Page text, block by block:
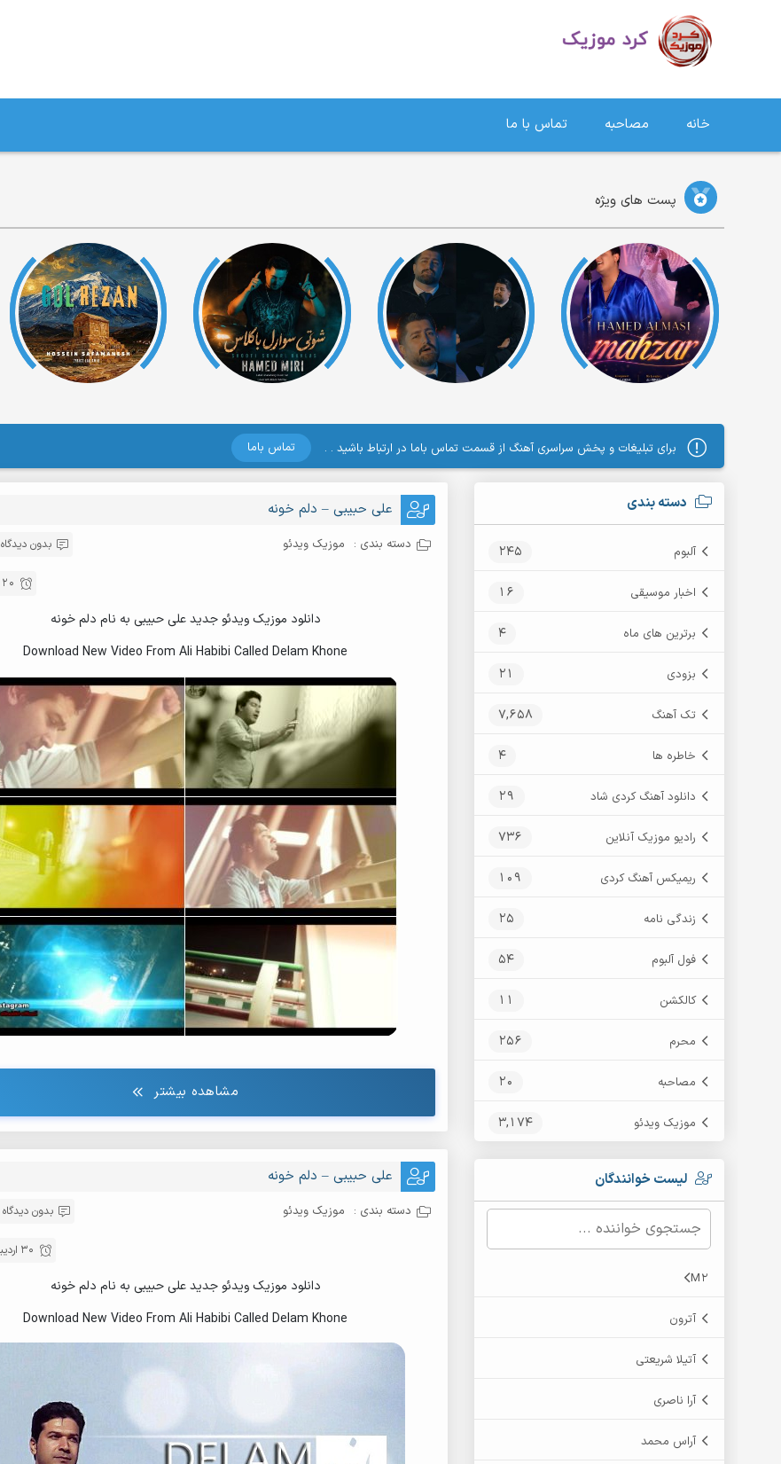
خانه مصاحبه تماس با ما
پست های ویژه
برای تبلیغات و پخش سراسری آهنگ از قسمت تماس باما در ارتباط باشید . . تماس باما
دسته بندی
آلبوم 245
اخبار موسیقی 16
برترین های ماه 4
بزودی 21
تک آهنگ 7,658
خاطره ها 4
دانلود آهنگ کردی شاد 29
رادیو موزیک آنلاین 736
ریمیکس آهنگ کردی 109
زندگی نامه 25
فول آلبوم 54
کالکشن 11
محرم 256
مصاحبه 20
موزیک ویدئو 3,174
لیست خوانندگان
M2
آترون
آتیلا شریعتی
آرا ناصری
آراس محمد
علی حبیبی – دلم خونه
دسته بندی : موزیک ویدئو بدون دیدگاه
20 مرداد , 1396
دانلود موزیک ویدئو جدید علی حبیبی به نام دلم خونه
Download New Video From Ali Habibi Called Delam Khone
مشاهده بیشتر
علی حبیبی – دلم خونه
دسته بندی : موزیک ویدئو بدون دیدگاه
30 اردیبهشت , 1396
دانلود موزیک ویدئو جدید علی حبیبی به نام دلم خونه
Download New Video From Ali Habibi Called Delam Khone